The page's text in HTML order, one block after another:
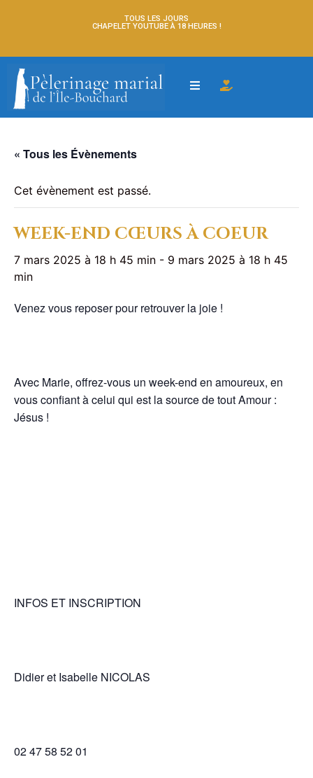
TOUS LES JOURS
CHAPELET YOUTUBE À 18 HEURES !
« Tous les Évènements
Cet évènement est passé.
WEEK-END CŒURS À COEUR
7 mars 2025 à 18 h 45 min - 9 mars 2025 à 18 h 45
min
Venez vous reposer pour retrouver la joie !
Avec Marie, offrez-vous un week-end en amoureux, en
vous confiant à celui qui est la source de tout Amour :
Jésus !
INFOS ET INSCRIPTION
Didier et Isabelle NICOLAS
02 47 58 52 01